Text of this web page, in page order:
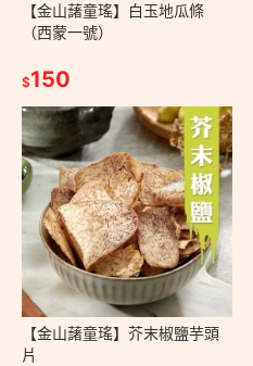
【金山藷童瑤】白玉地瓜條
（西蒙一號）
$150
【金山藷童瑤】芥末椒鹽芋頭
片